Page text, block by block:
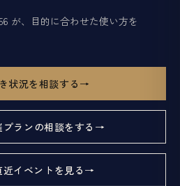
が、目的に合わせた使い方を
状況を相談する
ランの相談をする
イベントを見る